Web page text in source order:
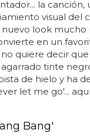
la
visual del
look mucho
en un
quiere decir
tinte
de hielo y ha
let me go'...
Bang'